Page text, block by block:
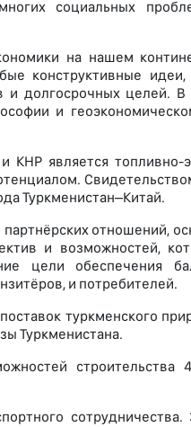
социальных
на нашем
конструктивные
и долгосрочных целей.
и
является топливно-
Туркменистан–Китай.
отношений,
и возможностей,
цели обеспечения
и потребителей.
туркменского
Туркменистана.
строительства